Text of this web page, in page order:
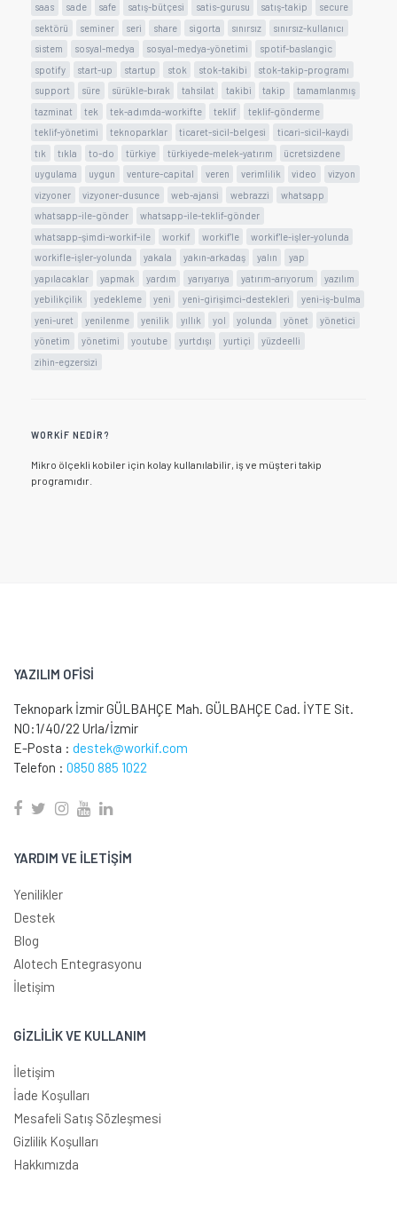
saas
sade safe satış-bütçesi satis-gurusu satış-takip
secure
sektörü
seminer seri share sigorta sınırsız
sınırsız-kullanıcı
sistem
sosyal-medya sosyal-medya-yönetimi
spotif-baslangic
spotify
start-up startup stok stok-takibi
stok-takip-programı
support
süre sürükle-bırak tahsilat takibi takip
tamamlanmış
tazminat
tek tek-adımda-workifte teklif
teklif-gönderme
teklif-yönetimi
teknoparklar ticaret-sicil-belgesi
ticari-sicil-kaydi
tık
tıkla to-do türkiye türkiyede-melek-yatırım
ücretsizdene
uygulama
uygun venture-capital veren verimlilik video
vizyon
vizyoner
vizyoner-dusunce web-ajansi webrazzi
whatsapp
whatsapp-ile-gönder
whatsapp-ile-teklif-gönder
whatsapp-şimdi-workif-ile
workif workif'le
workif'le-işler-yolunda
workifle-işler-yolunda
yakala yakın-arkadaş yalın
yap
yapılacaklar
yapmak yardım yarıyarıya yatırım-arıyorum
yazılım
yebilikçilik
yedekleme yeni yeni-girişimci-destekleri
yeni-iş-bulma
yeni-uret
yenilenme yenilik yıllık yol yolunda yönet
yönetici
yönetim
yönetimi youtube yurtdışı yurtiçi
yüzdeelli
zihin-egzersizi
WORKIF NEDIR?
Mikro ölçekli kobiler için kolay kullanılabilir, iş ve müşteri takip
programıdır.
YAZILIM OFİSİ
Teknopark İzmir GÜLBAHÇE Mah. GÜLBAHÇE Cad. İYTE Sit.
NO:1/40/22 Urla/İzmir
E-Posta : destek@workif.com
Telefon : 0850 885 1022
YARDIM VE İLETİŞİM
Yenilikler
Destek
Blog
Alotech Entegrasyonu
İletişim
GİZLİLİK VE KULLANIM
İletişim
İade Koşulları
Mesafeli Satış Sözleşmesi
Gizlilik Koşulları
Hakkımızda